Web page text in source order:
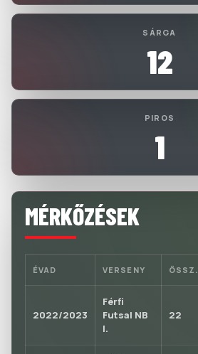
SÁRGA
12
PIROS
1
MÉRKŐZÉSEK
ÉVAD VERSENY ÖSSZ.
2022/2023
Férfi
Futsal NB
I.
22